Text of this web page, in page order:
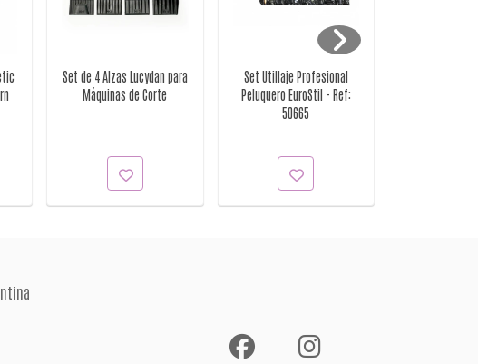
Set de 4 Alzas Lucydan para
Máquinas de Corte
Set Utillaje Profesional
Peluquero EuroStil - Ref:
50665